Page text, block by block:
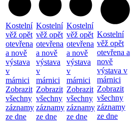
Kostelní
věž opět
otevřena
a nově
výstava
v
márnici
Zobrazit
všechny
záznamy
ze dne
Kostelní
věž opět
otevřena
a nově
výstava
v
márnici
Zobrazit
všechny
záznamy
ze dne
Kostelní
věž opět
otevřena
a nově
výstava
v
márnici
Zobrazit
všechny
záznamy
ze dne
Kostelní
věž opět
otevřena a
nově
výstava v
márnici
Zobrazit
všechny
záznamy
ze dne